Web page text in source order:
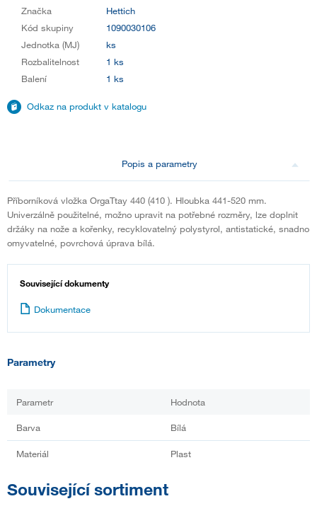
Značka
Hettich
Kód skupiny
1090030106
Jednotka (MJ)
ks
Rozbalitelnost
1 ks
Balení
1 ks
Odkaz na produkt v katalogu
Popis a parametry
Příborníková vložka OrgaTtay 440 (410 ). Hloubka 441-520 mm.
Univerzálně použitelné, možno upravit na potřebné rozměry, lze doplnit
držáky na nože a kořenky, recyklovatelný polystyrol, antistatické, snadno
omyvatelné, povrchová úprava bílá.
Související dokumenty
Dokumentace
Parametry
Parametr Hodnota
Barva Bílá
Materiál Plast
Související sortiment